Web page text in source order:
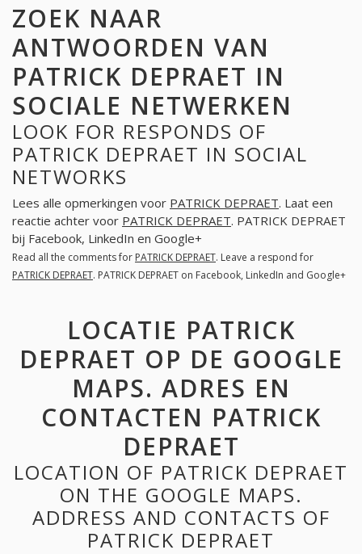
ZOEK NAAR
ANTWOORDEN VAN
PATRICK DEPRAET IN
SOCIALE NETWERKEN
LOOK FOR RESPONDS OF
PATRICK DEPRAET IN SOCIAL
NETWORKS
Lees alle opmerkingen voor PATRICK DEPRAET. Laat een
reactie achter voor PATRICK DEPRAET. PATRICK DEPRAET
bij Facebook, LinkedIn en Google+
Read all the comments for PATRICK DEPRAET. Leave a respond for
PATRICK DEPRAET. PATRICK DEPRAET on Facebook, LinkedIn and Google+
LOCATIE PATRICK
DEPRAET OP DE GOOGLE
MAPS. ADRES EN
CONTACTEN PATRICK
DEPRAET
LOCATION OF PATRICK DEPRAET
ON THE GOOGLE MAPS.
ADDRESS AND CONTACTS OF
PATRICK DEPRAET